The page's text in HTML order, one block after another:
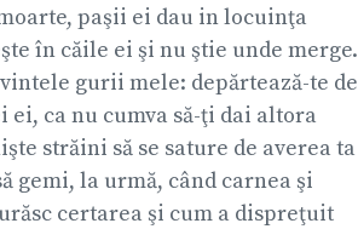
paşii ei dau in locuinţa
în căile ei şi nu ştie unde merge.
gurii mele: depărtează-te de
ei, ca nu cumva să-ţi dai altora
străini să se sature de averea ta
gemi, la urmă, când carnea şi
certarea şi cum a dispreţuit